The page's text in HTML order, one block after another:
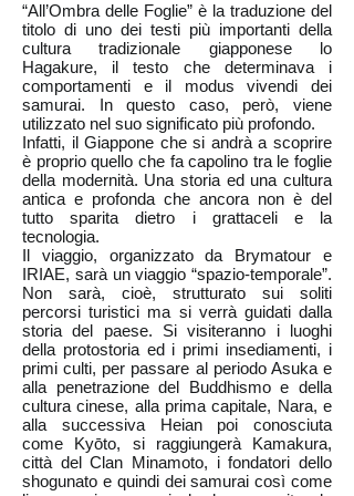
“All’Ombra delle Foglie” è la traduzione del
titolo di uno dei testi più importanti della
cultura tradizionale giapponese lo
Hagakure, il testo che determinava i
comportamenti e il modus vivendi dei
samurai. In questo caso, però, viene
utilizzato nel suo significato più profondo.
Infatti, il Giappone che si andrà a scoprire
è proprio quello che fa capolino tra le foglie
della modernità. Una storia ed una cultura
antica e profonda che ancora non è del
tutto sparita dietro i grattaceli e la
tecnologia.
Il viaggio, organizzato da Brymatour e
IRIAE, sarà un viaggio “spazio-temporale”.
Non sarà, cioè, strutturato sui soliti
percorsi turistici ma si verrà guidati dalla
storia del paese. Si visiteranno i luoghi
della protostoria ed i primi insediamenti, i
primi culti, per passare al periodo Asuka e
alla penetrazione del Buddhismo e della
cultura cinese, alla prima capitale, Nara, e
alla successiva Heian poi conosciuta
come Kyōto, si raggiungerà Kamakura,
città del Clan Minamoto, i fondatori dello
shogunato e quindi dei samurai così come